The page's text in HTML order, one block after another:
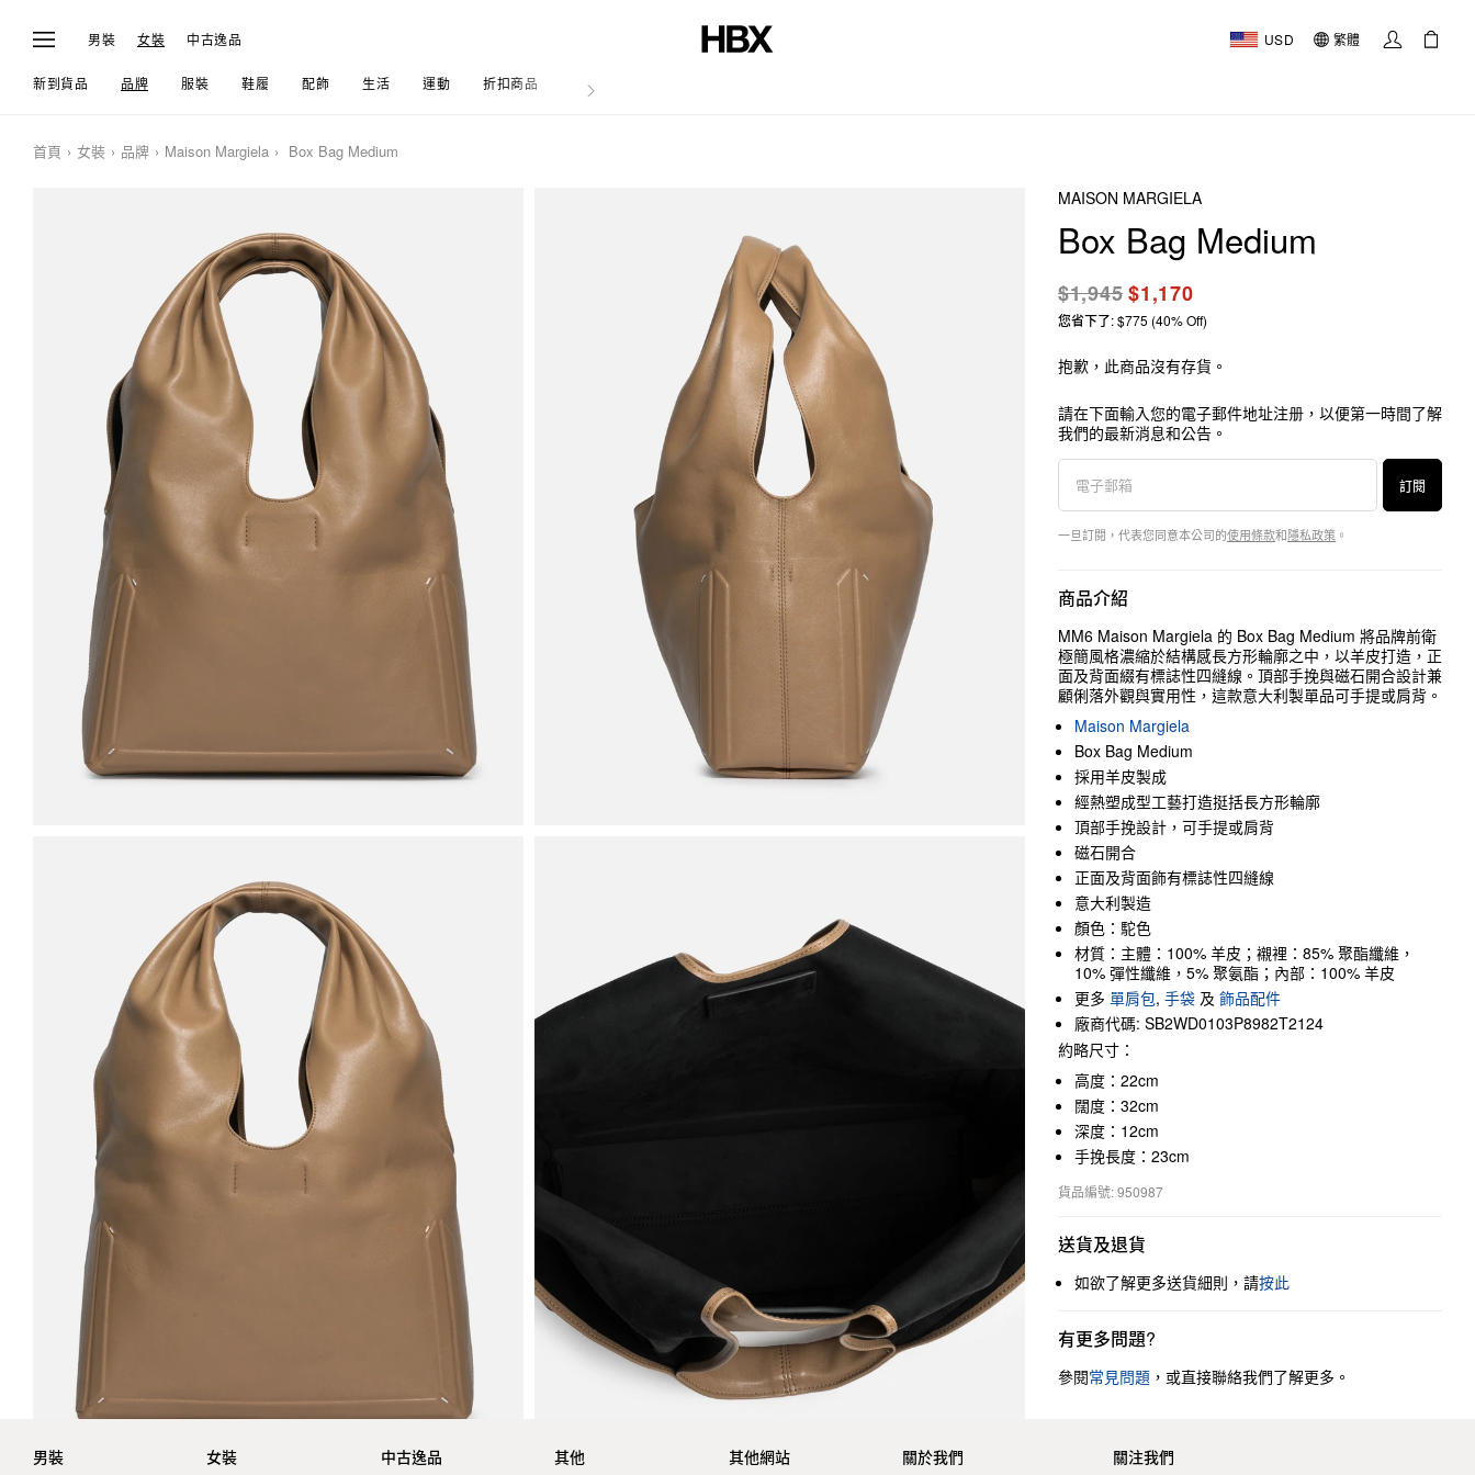
男裝 女裝 中古逸品 USD 繁體
新到貨品 品牌 服裝 鞋履 配飾 生活 運動 折扣商品 文章
首頁 女裝 品牌 Maison Margiela Box Bag Medium
MAISON MARGIELA
Box Bag Medium
$1,945$1,170
您省下了: $775 (40% Off)
抱歉，此商品沒有存貨。
請在下面輸入您的電子郵件地址注册，以便第一時間了解
我們的最新消息和公告。
訂閱
一旦訂閱，代表您同意本公司的使用條款和隱私政策 。
商品介紹
MM6 Maison Margiela 的 Box Bag Medium 將品牌前衛
極簡風格濃縮於結構感長方形輪廓之中，以羊皮打造，正
面及背面綴有標誌性四縫線。頂部手挽與磁石開合設計兼
顧俐落外觀與實用性，這款意大利製單品可手提或肩背。
Maison Margiela
Box Bag Medium
採用羊皮製成
經熱塑成型工藝打造挺括長方形輪廓
頂部手挽設計，可手提或肩背
磁石開合
正面及背面飾有標誌性四縫線
意大利製造
顏色：駝色
材質：主體：100% 羊皮；襯裡：85% 聚酯纖維，
10% 彈性纖維，5% 聚氨酯；內部：100% 羊皮
更多 單肩包, 手袋 及 飾品配件
廠商代碼: SB2WD0103P8982T2124
約略尺寸：
高度：22cm
闊度：32cm
深度：12cm
手挽長度：23cm
貨品編號: 950987
送貨及退貨
如欲了解更多送貨細則，請按此
有更多問題?
參閱常見問題 ，或直接聯絡我們了解更多。
男裝 女裝 中古逸品 其他 其他網站 關於我們 關注我們